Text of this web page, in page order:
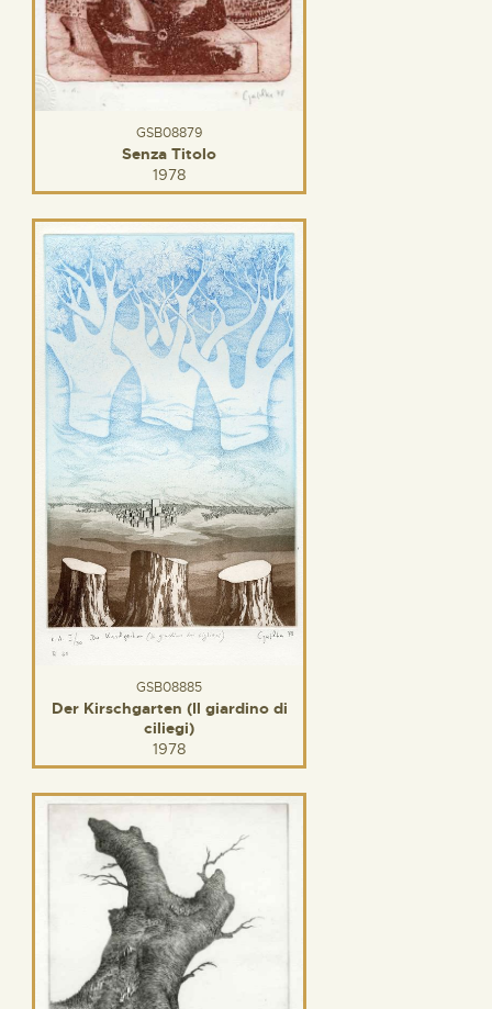
GSB08879
Senza Titolo
1978
GSB08885
Der Kirschgarten (Il giardino di
ciliegi)
1978